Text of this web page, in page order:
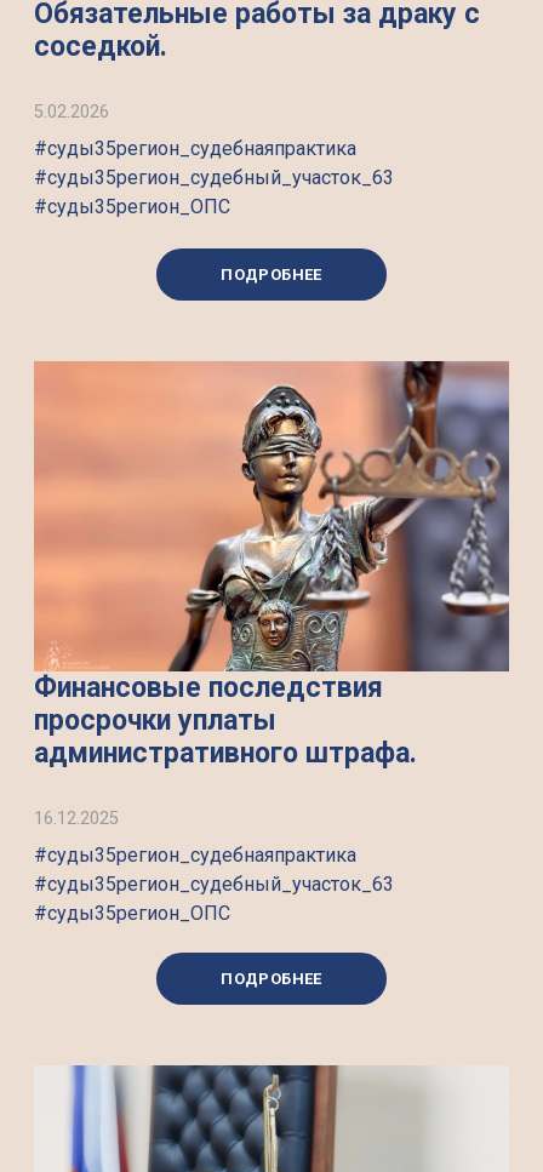
Обязательные работы за драку с
соседкой.
5.02.2026
#суды35регион_судебнаяпрактика
#суды35регион_судебный_участок_63
#суды35регион_ОПС
ПОДРОБНЕЕ
Финансовые последствия
просрочки уплаты
административного штрафа.
16.12.2025
#суды35регион_судебнаяпрактика
#суды35регион_судебный_участок_63
#суды35регион_ОПС
ПОДРОБНЕЕ